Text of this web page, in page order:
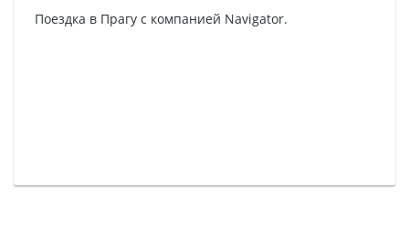
Поездка в Прагу с компанией Navigator.